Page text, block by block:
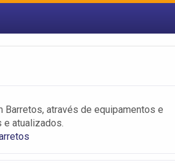
Barretos, através de equipamentos e
e atualizados.